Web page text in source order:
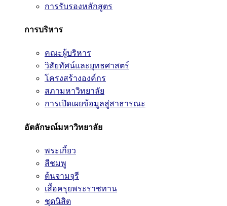
การรับรองหลักสูตร
การบริหาร
คณะผู้บริหาร
วิสัยทัศน์และยุทธศาสตร์
โครงสร้างองค์กร
สภามหาวิทยาลัย
การเปิดเผยข้อมูลสู่สาธารณะ
อัตลักษณ์มหาวิทยาลัย
พระเกี้ยว
สีชมพู
ต้นจามจุรี
เสื้อครุยพระราชทาน
ชุดนิสิต